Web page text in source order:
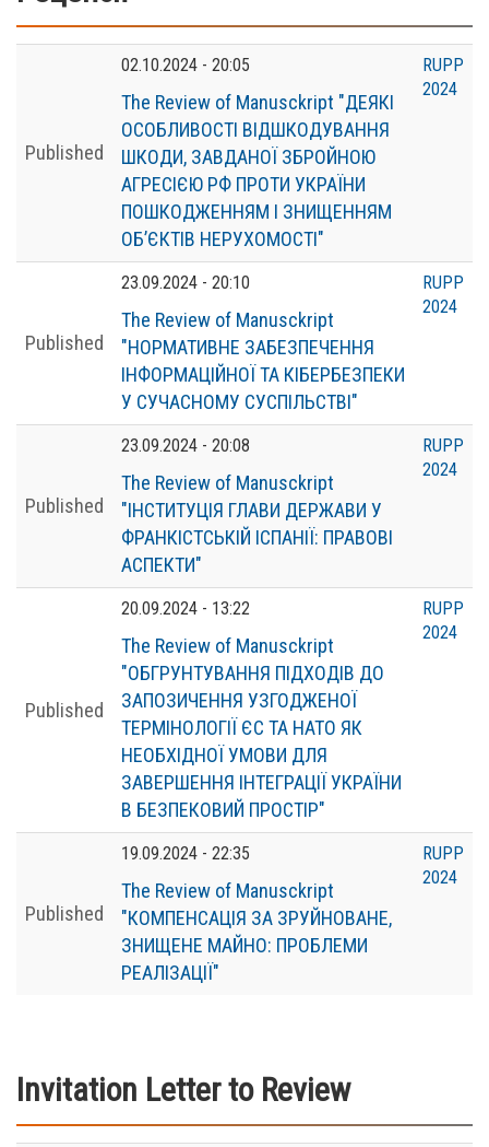
Published
02.10.2024 - 20:05
The Review of Manusckript "ДЕЯКІ
ОСОБЛИВОСТІ ВІДШКОДУВАННЯ
ШКОДИ, ЗАВДАНОЇ ЗБРОЙНОЮ
АГРЕСІЄЮ РФ ПРОТИ УКРАЇНИ
ПОШКОДЖЕННЯМ І ЗНИЩЕННЯМ
ОБ’ЄКТІВ НЕРУХОМОСТІ"
RUPP
2024
Published
23.09.2024 - 20:10
The Review of Manusckript
"НОРМАТИВНЕ ЗАБЕЗПЕЧЕННЯ
ІНФОРМАЦІЙНОЇ ТА КІБЕРБЕЗПЕКИ
У СУЧАСНОМУ СУСПІЛЬСТВІ"
RUPP
2024
Published
23.09.2024 - 20:08
The Review of Manusckript
"ІНСТИТУЦІЯ ГЛАВИ ДЕРЖАВИ У
ФРАНКІСТСЬКІЙ ІСПАНІЇ: ПРАВОВІ
АСПЕКТИ"
RUPP
2024
Published
20.09.2024 - 13:22
The Review of Manusckript
"ОБГРУНТУВАННЯ ПІДХОДІВ ДО
ЗАПОЗИЧЕННЯ УЗГОДЖЕНОЇ
ТЕРМІНОЛОГІЇ ЄС ТА НАТО ЯК
НЕОБХІДНОЇ УМОВИ ДЛЯ
ЗАВЕРШЕННЯ ІНТЕГРАЦІЇ УКРАЇНИ
В БЕЗПЕКОВИЙ ПРОСТІР"
RUPP
2024
Published
19.09.2024 - 22:35
The Review of Manusckript
"КОМПЕНСАЦІЯ ЗА ЗРУЙНОВАНЕ,
ЗНИЩЕНЕ МАЙНО: ПРОБЛЕМИ
РЕАЛІЗАЦІЇ"
RUPP
2024
Invitation Letter to Review